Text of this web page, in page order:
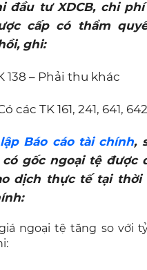
đầu tư XDCB, chi
cấp có thẩm
ghi:
138 – Phải thu khác
các TK 161, 241, 641,
lập Báo cáo tài chính,
gốc ngoại tệ được
dịch thực tế tại thời
ngoại tệ tăng so với